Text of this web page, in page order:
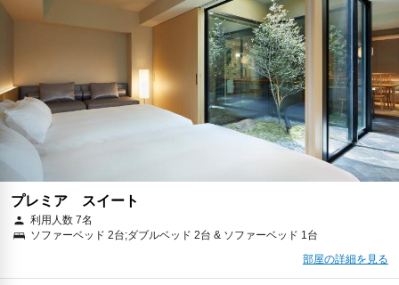
プレミア スイート
利用人数 7名
ソファーベッド 2台;ダブルベッド 2台 & ソファーベッド 1台
部屋の詳細を見る